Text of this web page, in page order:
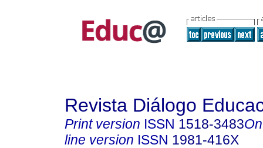
Revista Diálogo
Print version ISSN 1518-3483
line version ISSN 1981-416X